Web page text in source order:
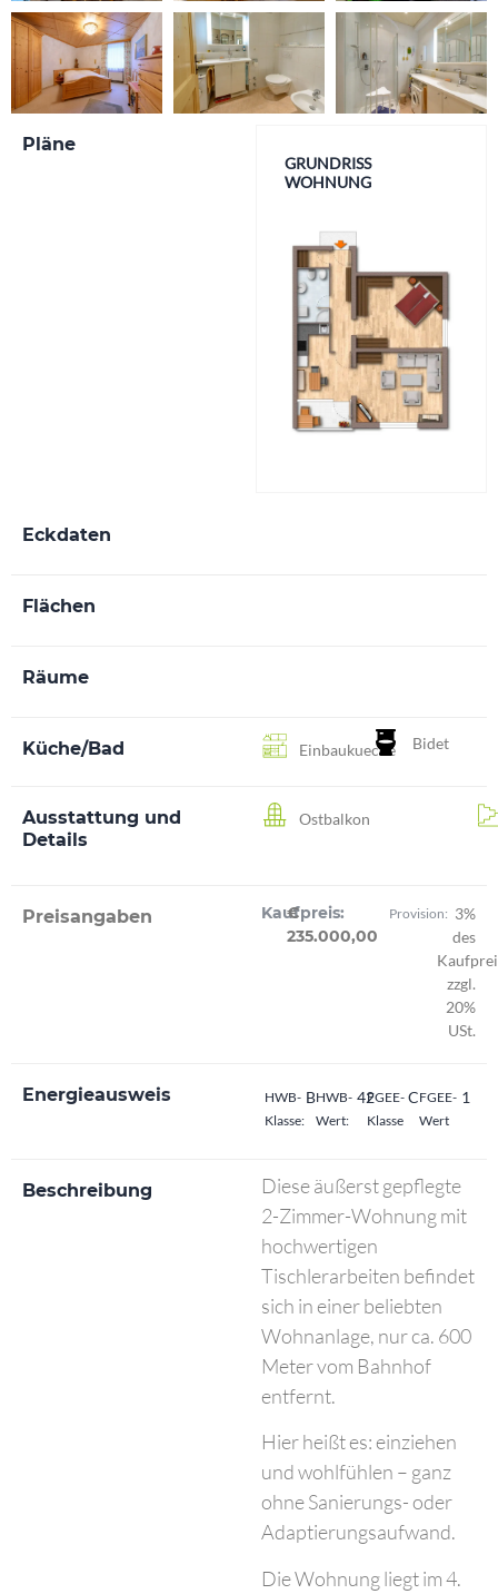
Pläne
GRUNDRISS
WOHNUNG
Eckdaten
Flächen
Räume
Küche/Bad Einbaukueche Bidet
Ausstattung und
Details
Ostbalkon
Preisangaben Kaufpreis:
€
235.000,00
Provision: 3%
des
zzgl.
20%
USt.
Energieausweis
HWB-
Klasse:
BHWB-
Wert:
42FGEE-
Klasse
CFGEE-
Wert
1
Beschreibung
Diese äußerst gepflegte
2-Zimmer-Wohnung mit
hochwertigen
Tischlerarbeiten befindet
sich in einer beliebten
Wohnanlage, nur ca. 600
Meter vom Bahnhof
entfernt.
Hier heißt es: einziehen
und wohlfühlen – ganz
ohne Sanierungs- oder
Adaptierungsaufwand.
Die Wohnung liegt im 4.